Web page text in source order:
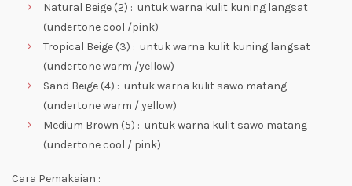
Natural Beige (2) : untuk warna kulit kuning langsat
(undertone cool /pink)
Tropical Beige (3) : untuk warna kulit kuning langsat
(undertone warm /yellow)
Sand Beige (4) : untuk warna kulit sawo matang
(undertone warm / yellow)
Medium Brown (5) : untuk warna kulit sawo matang
(undertone cool / pink)
Cara Pemakaian :